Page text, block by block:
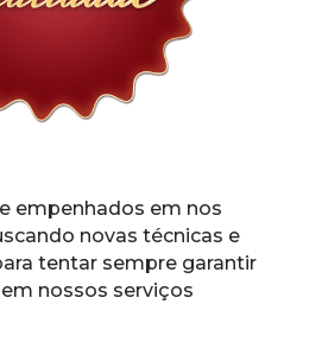
empenhados em nos
novas técnicas e
tentar sempre garantir
nossos serviços